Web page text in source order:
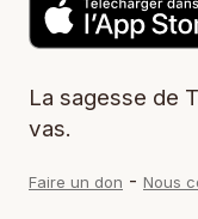
La sagesse de
vas.
Faire un don - Nous